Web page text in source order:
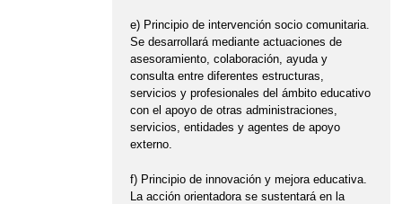
e) Principio de intervención socio comunitaria.
Se desarrollará mediante actuaciones de
asesoramiento, colaboración, ayuda y
consulta entre diferentes estructuras,
servicios y profesionales del ámbito educativo
con el apoyo de otras administraciones,
servicios, entidades y agentes de apoyo
externo.
f) Principio de innovación y mejora educativa.
La acción orientadora se sustentará en la